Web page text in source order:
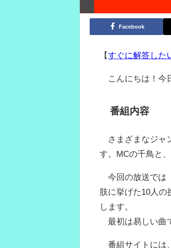
Facebook
【すぐに解答した
こんにちは！今
番組内容
さまざまなジャ
す。MCの千鳥と
今回の放送では
肢に挙げた10人
します。
最初は易しい曲
番組サイトには